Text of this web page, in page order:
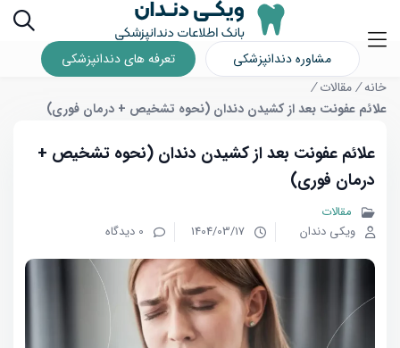
مشاوره دندانپزشکی
تعرفه های دندانپزشکی
خانه/مقالات /
علائم عفونت بعد از کشیدن دندان (نحوه تشخیص + درمان فوری)
علائم عفونت بعد از کشیدن دندان (نحوه تشخیص +
درمان فوری)
مقالات
ویکی دندان
1404/03/17 0 دیدگاه